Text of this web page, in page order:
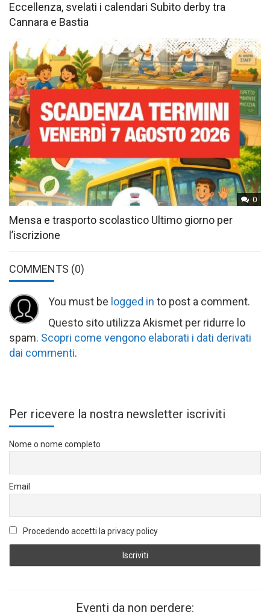
Eccellenza, svelati i calendari Subito derby tra
Cannara e Bastia
0
Mensa e trasporto scolastico Ultimo giorno per
l’iscrizione
COMMENTS (0)
You must be logged in to post a comment.
Questo sito utilizza Akismet per ridurre lo
spam. Scopri come vengono elaborati i dati derivati
dai commenti.
Per ricevere la nostra newsletter iscriviti
Nome o nome completo
Email
Procedendo accetti la privacy policy
Eventi da non perdere: